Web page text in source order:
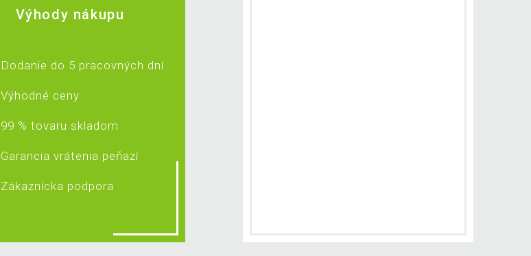
Výhody nákupu
Dodanie do 5 pracovných dní
Výhodné ceny
99 % tovaru skladom
Garancia vrátenia peňazí
Zákaznícka podpora